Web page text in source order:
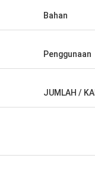
Bahan
Penggunaan
JUMLAH /